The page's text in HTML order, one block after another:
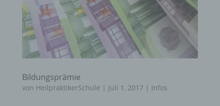
Bildungsprämie
von HeilpraktikerSchule | Juli 1, 2017 | Infos